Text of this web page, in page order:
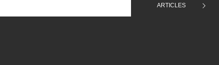
ARTICLES